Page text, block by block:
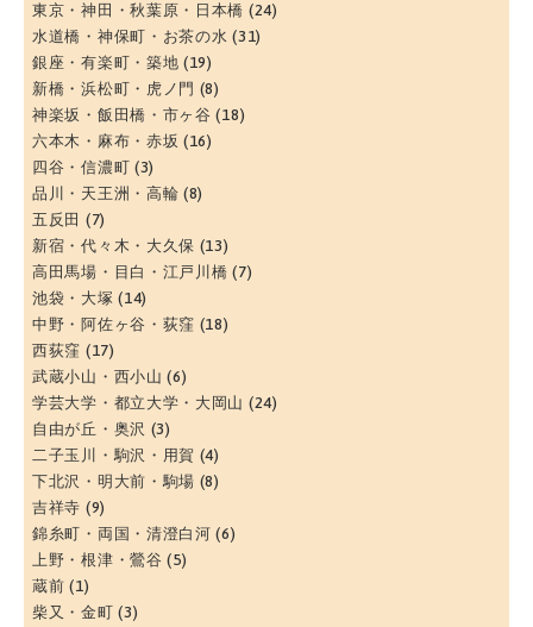
東京・神田・秋葉原・日本橋 (24)
水道橋・神保町・お茶の水 (31)
銀座・有楽町・築地 (19)
新橋・浜松町・虎ノ門 (8)
神楽坂・飯田橋・市ヶ谷 (18)
六本木・麻布・赤坂 (16)
四谷・信濃町 (3)
品川・天王洲・高輪 (8)
五反田 (7)
新宿・代々木・大久保 (13)
高田馬場・目白・江戸川橋 (7)
池袋・大塚 (14)
中野・阿佐ヶ谷・荻窪 (18)
西荻窪 (17)
武蔵小山・西小山 (6)
学芸大学・都立大学・大岡山 (24)
自由が丘・奥沢 (3)
二子玉川・駒沢・用賀 (4)
下北沢・明大前・駒場 (8)
吉祥寺 (9)
錦糸町・両国・清澄白河 (6)
上野・根津・鶯谷 (5)
蔵前 (1)
柴又・金町 (3)